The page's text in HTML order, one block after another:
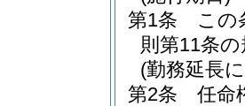
第1条
この
則第11条
(勤務延長
第2条
任命